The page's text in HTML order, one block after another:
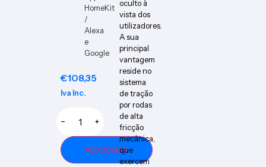
HomeKit
/
Alexa
e
Google
€108,35
Iva Inc.
− +
ADICIONAR
oculto à
vista dos
utilizadores.
A sua
principal
vantagem
reside no
sistema
de tração
por rodas
de alta
fricção
mecânica,
que
exercem